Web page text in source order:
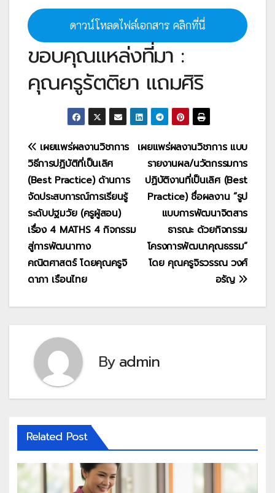
ดาวน์โหลดไฟล์เอกสาร คลิกที่นี่
ขอบคุณแหล่งที่มา :
คุณครูรัตติยา แถมศิริ
แนะแนว
เรื่อง
เผยแพร่ผลงานวิชาการ แบบ
รายงานผล/นวัตกรรมการ
ปฏิบัติงานที่เป็นเลิศ (Best
Practice) ชื่อผลงาน “รูป
แบบการพัฒนาจิตสาร
ธารณะ ด้วยกิจกรรม
โครงการพัฒนาคุณธรรม”
โดย คุณครูจิรวรรณ วงศ์
อรัญ
เผยแพร่ผลงานวิชาการ
วิธีการปฏิบัติที่เป็นเลิศ
(Best Practice) ด้านการ
จัดประสบการณ์การเรียนรู้
ระดับปฐมวัย (ครูผู้สอน)
เรื่อง 4 MATHS 4 กิจกรรม
สู่การพัฒนาทาง
คณิตศาสตร์ โดยคุณครูจิ
ดาภา เรือนไทย
Byadmin
Related Post